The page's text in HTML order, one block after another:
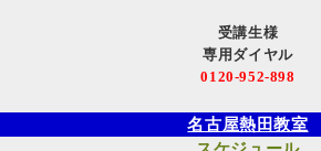
受講生様
専用ダイヤル
0120-952-898
名古屋熱田教室